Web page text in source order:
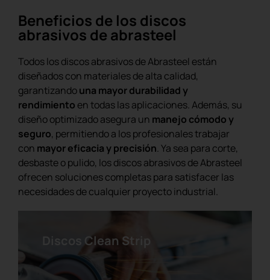
Disco abrasivo piramidal de
velcro
Beneficios de los discos
abrasivos de abrasteel
Todos los discos abrasivos de Abrasteel están
diseñados con materiales de alta calidad,
garantizandouna mayor durabilidad y
rendimiento en todas las aplicaciones. Además, su
diseño optimizado asegura un manejo cómodo y
seguro, permitiendo a los profesionales trabajar
con mayor eficacia y precisión. Ya sea para corte,
desbaste o pulido, los discos abrasivos de Abrasteel
ofrecen soluciones completas para satisfacer las
necesidades de cualquier proyecto industrial.
Discos Clean Strip